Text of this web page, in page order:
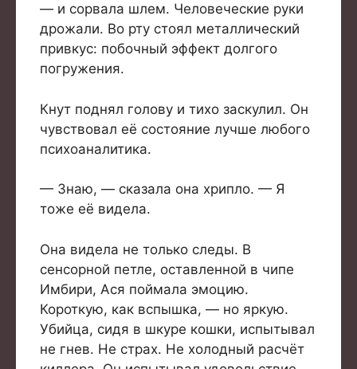
— и сорвала шлем. Человеческие руки
дрожали. Во рту стоял металлический
привкус: побочный эффект долгого
погружения.
Кнут поднял голову и тихо заскулил. Он
чувствовал её состояние лучше любого
психоаналитика.
— Знаю, — сказала она хрипло. — Я
тоже её видела.
Она видела не только следы. В
сенсорной петле, оставленной в чипе
Имбири, Ася поймала эмоцию.
Короткую, как вспышка, — но яркую.
Убийца, сидя в шкуре кошки, испытывал
не гнев. Не страх. Не холодный расчёт